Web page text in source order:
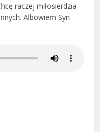
raczej miłosierdzia
Albowiem Syn